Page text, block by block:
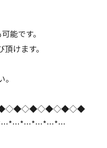
能です。
けます。